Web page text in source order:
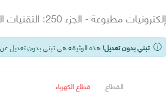
إلكترونيات مطبوعة - الجزء 250: التقنيات المادية اللازمة في الإلكترونيات المطبوعة للأجهزة الذكية القابلة للارتداء
تبني بدون تعديل! هذه الوثيقة هي تبني بدون تعديل عن
القطاع
قطاع الكهرباء